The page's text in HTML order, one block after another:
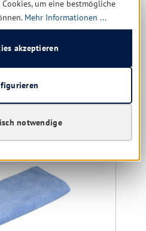
4,11 € *
7,72 €(46.76% gespart)
um eine bestmögliche
Mehr Informationen ...
notwendige
akzeptieren